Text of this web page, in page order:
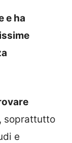
e ha
, soprattutto
e